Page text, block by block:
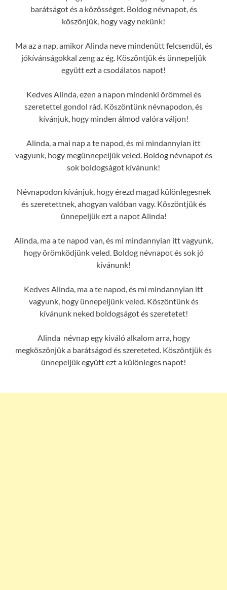
barátságot és a közösséget. Boldog névnapot, és
köszönjük, hogy vagy nekünk!
Ma az a nap, amikor Alinda neve mindenütt felcsendül, és
jókívánságokkal zeng az ég. Köszöntjük és ünnepeljük
együtt ezt a csodálatos napot!
Kedves Alinda, ezen a napon mindenki örömmel és
szeretettel gondol rád. Köszöntünk névnapodon, és
kívánjuk, hogy minden álmod valóra váljon!
Alinda, a mai nap a te napod, és mi mindannyian itt
vagyunk, hogy megünnepeljük veled. Boldog névnapot és
sok boldogságot kívánunk!
Névnapodon kívánjuk, hogy érezd magad különlegesnek
és szeretettnek, ahogyan valóban vagy. Köszöntjük és
ünnepeljük ezt a napot Alinda!
Alinda, ma a te napod van, és mi mindannyian itt vagyunk,
hogy örömködjünk veled. Boldog névnapot és sok jó
kívánunk!
Kedves Alinda, ma a te napod, és mi mindannyian itt
vagyunk, hogy ünnepeljünk veled. Köszöntünk és
kívánunk neked boldogságot és szeretetet!
Alinda névnap egy kiváló alkalom arra, hogy
megköszönjük a barátságod és szereteted. Köszöntjük és
ünnepeljük együtt ezt a különleges napot!